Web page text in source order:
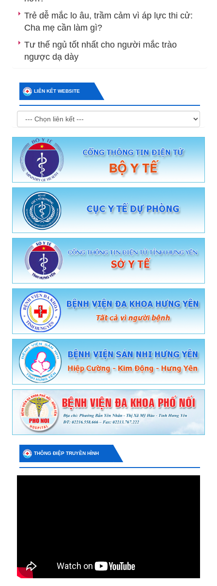
Trẻ dễ mắc lo âu, trầm cảm vì áp lực thi cử:
Cha mẹ cần làm gì?
Tư thế ngủ tốt nhất cho người mắc trào
ngược dạ dày
LIÊN KẾT WEBSITE
THÔNG ĐIỆP TRUYỀN HÌNH